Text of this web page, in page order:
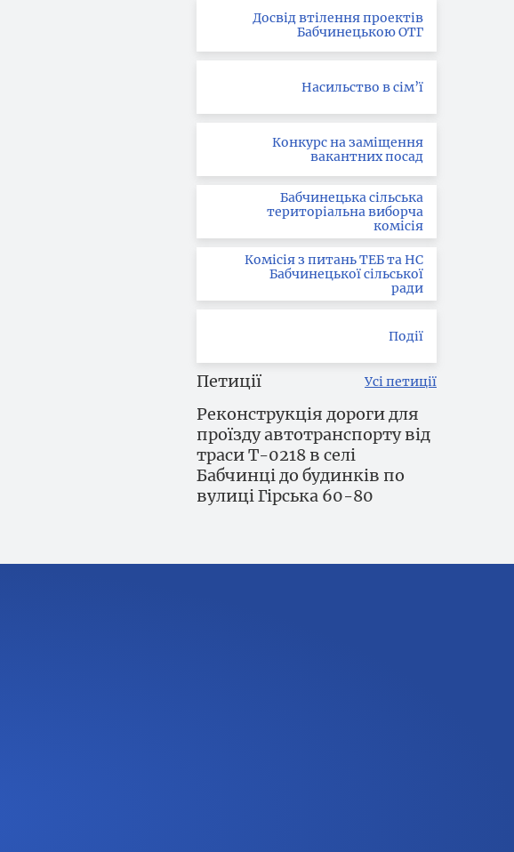
Досвід втілення проектів
Бабчинецькою ОТГ
Насильство в сім’ї
Конкурс на заміщення
вакантних посад
Бабчинецька сільська
територіальна виборча
комісія
Комісія з питань ТЕБ та НС
Бабчинецької сільської
ради
Події
Петиції Усі петиції
Реконструкція дороги для
проїзду автотранспорту від
траси Т-0218 в селі
Бабчинці до будинків по
вулиці Гірська 60-80